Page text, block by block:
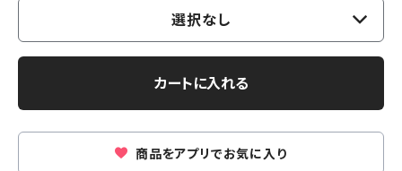
選択なし
カートに入れる
商品をアプリでお気に入り